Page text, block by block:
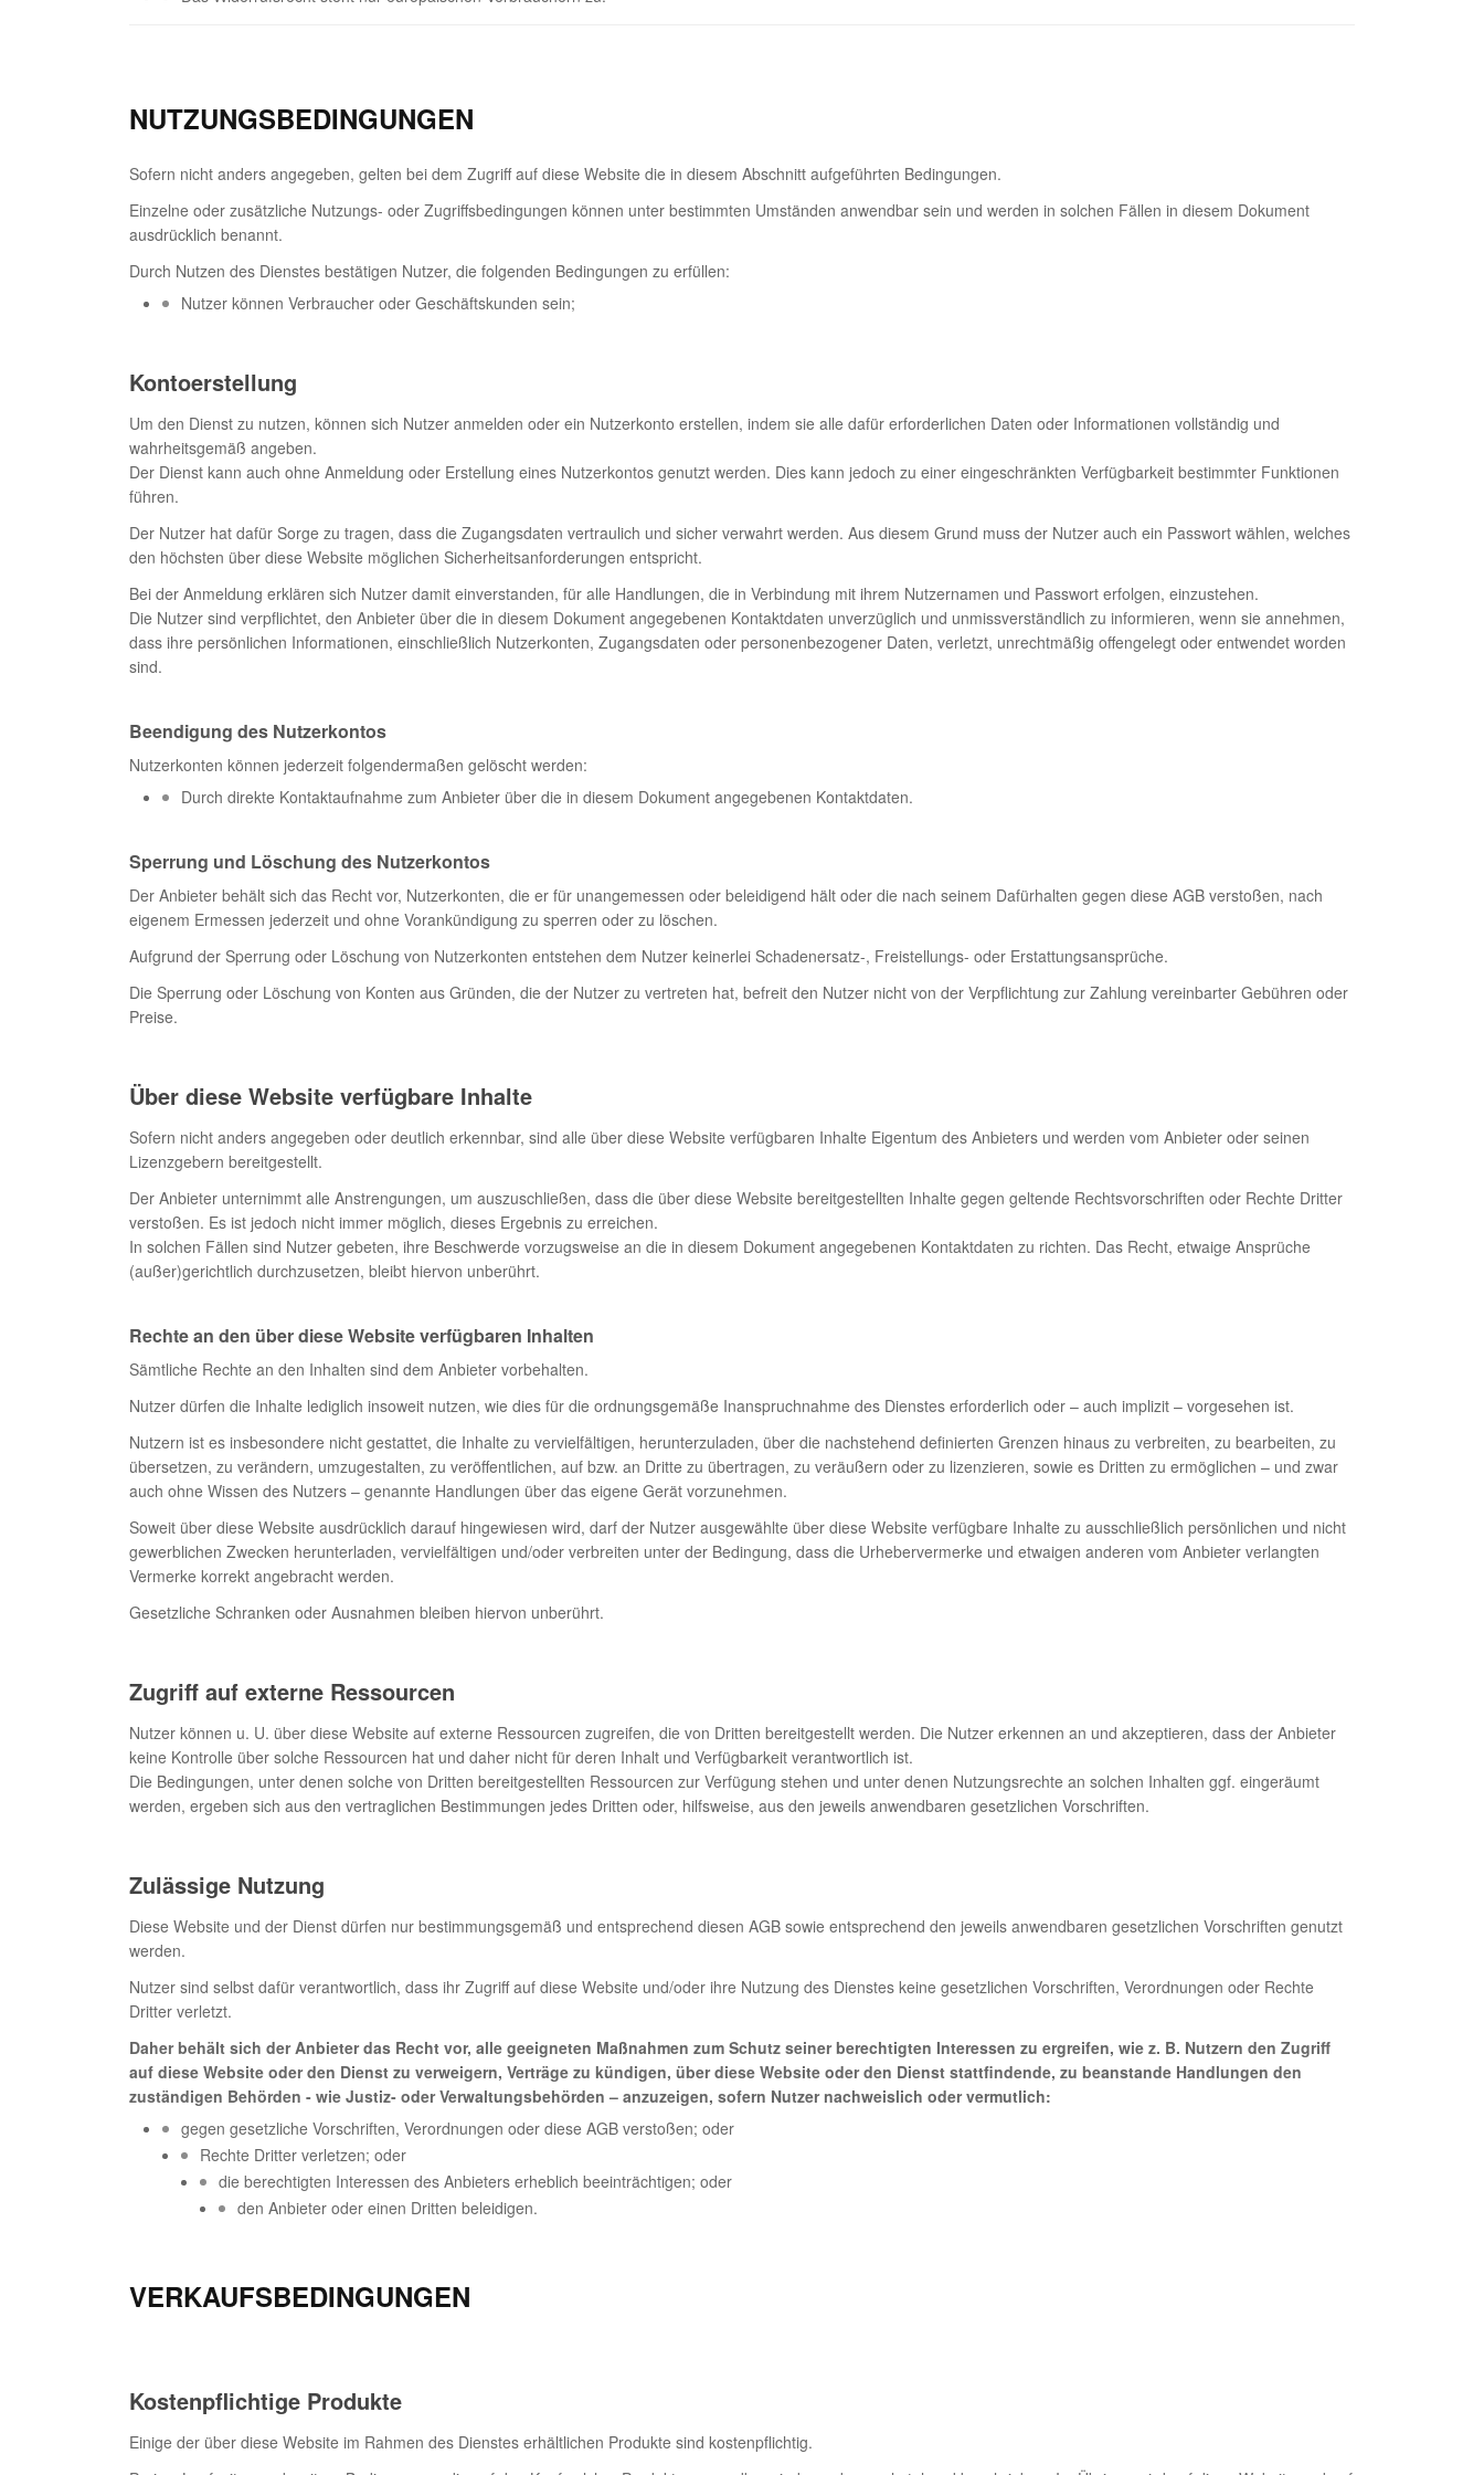
NUTZUNGSBEDINGUNGEN
Sofern nicht anders angegeben, gelten bei dem Zugriff auf diese Website die in diesem Abschnitt aufgeführten Bedingungen.
Einzelne oder zusätzliche Nutzungs- oder Zugriffsbedingungen können unter bestimmten Umständen anwendbar sein und werden in solchen Fällen in diesem Dokument
ausdrücklich benannt.
Durch Nutzen des Dienstes bestätigen Nutzer, die folgenden Bedingungen zu erfüllen:
Nutzer können Verbraucher oder Geschäftskunden sein;
Kontoerstellung
Um den Dienst zu nutzen, können sich Nutzer anmelden oder ein Nutzerkonto erstellen, indem sie alle dafür erforderlichen Daten oder Informationen vollständig und
wahrheitsgemäß angeben.
Der Dienst kann auch ohne Anmeldung oder Erstellung eines Nutzerkontos genutzt werden. Dies kann jedoch zu einer eingeschränkten Verfügbarkeit bestimmter Funktionen
führen.
Der Nutzer hat dafür Sorge zu tragen, dass die Zugangsdaten vertraulich und sicher verwahrt werden. Aus diesem Grund muss der Nutzer auch ein Passwort wählen, welches
den höchsten über diese Website möglichen Sicherheitsanforderungen entspricht.
Bei der Anmeldung erklären sich Nutzer damit einverstanden, für alle Handlungen, die in Verbindung mit ihrem Nutzernamen und Passwort erfolgen, einzustehen.
Die Nutzer sind verpflichtet, den Anbieter über die in diesem Dokument angegebenen Kontaktdaten unverzüglich und unmissverständlich zu informieren, wenn sie annehmen,
dass ihre persönlichen Informationen, einschließlich Nutzerkonten, Zugangsdaten oder personenbezogener Daten, verletzt, unrechtmäßig offengelegt oder entwendet worden
sind.
Beendigung des Nutzerkontos
Nutzerkonten können jederzeit folgendermaßen gelöscht werden:
Durch direkte Kontaktaufnahme zum Anbieter über die in diesem Dokument angegebenen Kontaktdaten.
Sperrung und Löschung des Nutzerkontos
Der Anbieter behält sich das Recht vor, Nutzerkonten, die er für unangemessen oder beleidigend hält oder die nach seinem Dafürhalten gegen diese AGB verstoßen, nach
eigenem Ermessen jederzeit und ohne Vorankündigung zu sperren oder zu löschen.
Aufgrund der Sperrung oder Löschung von Nutzerkonten entstehen dem Nutzer keinerlei Schadenersatz-, Freistellungs- oder Erstattungsansprüche.
Die Sperrung oder Löschung von Konten aus Gründen, die der Nutzer zu vertreten hat, befreit den Nutzer nicht von der Verpflichtung zur Zahlung vereinbarter Gebühren oder
Preise.
Über diese Website verfügbare Inhalte
Sofern nicht anders angegeben oder deutlich erkennbar, sind alle über diese Website verfügbaren Inhalte Eigentum des Anbieters und werden vom Anbieter oder seinen
Lizenzgebern bereitgestellt.
Der Anbieter unternimmt alle Anstrengungen, um auszuschließen, dass die über diese Website bereitgestellten Inhalte gegen geltende Rechtsvorschriften oder Rechte Dritter
verstoßen. Es ist jedoch nicht immer möglich, dieses Ergebnis zu erreichen.
In solchen Fällen sind Nutzer gebeten, ihre Beschwerde vorzugsweise an die in diesem Dokument angegebenen Kontaktdaten zu richten. Das Recht, etwaige Ansprüche
(außer)gerichtlich durchzusetzen, bleibt hiervon unberührt.
Rechte an den über diese Website verfügbaren Inhalten
Sämtliche Rechte an den Inhalten sind dem Anbieter vorbehalten.
Nutzer dürfen die Inhalte lediglich insoweit nutzen, wie dies für die ordnungsgemäße Inanspruchnahme des Dienstes erforderlich oder – auch implizit – vorgesehen ist.
Nutzern ist es insbesondere nicht gestattet, die Inhalte zu vervielfältigen, herunterzuladen, über die nachstehend definierten Grenzen hinaus zu verbreiten, zu bearbeiten, zu
übersetzen, zu verändern, umzugestalten, zu veröffentlichen, auf bzw. an Dritte zu übertragen, zu veräußern oder zu lizenzieren, sowie es Dritten zu ermöglichen – und zwar
auch ohne Wissen des Nutzers – genannte Handlungen über das eigene Gerät vorzunehmen.
Soweit über diese Website ausdrücklich darauf hingewiesen wird, darf der Nutzer ausgewählte über diese Website verfügbare Inhalte zu ausschließlich persönlichen und nicht
gewerblichen Zwecken herunterladen, vervielfältigen und/oder verbreiten unter der Bedingung, dass die Urhebervermerke und etwaigen anderen vom Anbieter verlangten
Vermerke korrekt angebracht werden.
Gesetzliche Schranken oder Ausnahmen bleiben hiervon unberührt.
Zugriff auf externe Ressourcen
Nutzer können u. U. über diese Website auf externe Ressourcen zugreifen, die von Dritten bereitgestellt werden. Die Nutzer erkennen an und akzeptieren, dass der Anbieter
keine Kontrolle über solche Ressourcen hat und daher nicht für deren Inhalt und Verfügbarkeit verantwortlich ist.
Die Bedingungen, unter denen solche von Dritten bereitgestellten Ressourcen zur Verfügung stehen und unter denen Nutzungsrechte an solchen Inhalten ggf. eingeräumt
werden, ergeben sich aus den vertraglichen Bestimmungen jedes Dritten oder, hilfsweise, aus den jeweils anwendbaren gesetzlichen Vorschriften.
Zulässige Nutzung
Diese Website und der Dienst dürfen nur bestimmungsgemäß und entsprechend diesen AGB sowie entsprechend den jeweils anwendbaren gesetzlichen Vorschriften genutzt
werden.
Nutzer sind selbst dafür verantwortlich, dass ihr Zugriff auf diese Website und/oder ihre Nutzung des Dienstes keine gesetzlichen Vorschriften, Verordnungen oder Rechte
Dritter verletzt.
Daher behält sich der Anbieter das Recht vor, alle geeigneten Maßnahmen zum Schutz seiner berechtigten Interessen zu ergreifen, wie z. B. Nutzern den Zugriff
auf diese Website oder den Dienst zu verweigern, Verträge zu kündigen, über diese Website oder den Dienst stattfindende, zu beanstande Handlungen den
zuständigen Behörden - wie Justiz- oder Verwaltungsbehörden – anzuzeigen, sofern Nutzer nachweislich oder vermutlich:
gegen gesetzliche Vorschriften, Verordnungen oder diese AGB verstoßen; oder
Rechte Dritter verletzen; oder
die berechtigten Interessen des Anbieters erheblich beeinträchtigen; oder
den Anbieter oder einen Dritten beleidigen.
VERKAUFSBEDINGUNGEN
Kostenpflichtige Produkte
Einige der über diese Website im Rahmen des Dienstes erhältlichen Produkte sind kostenpflichtig.